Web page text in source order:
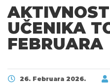
UČENIKA
FEBRUARA
26. Februara 2026.